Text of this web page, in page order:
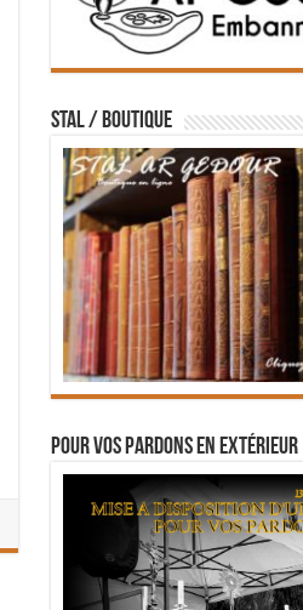
STAL / BOUTIQUE
Pour vos pardons en extérieur